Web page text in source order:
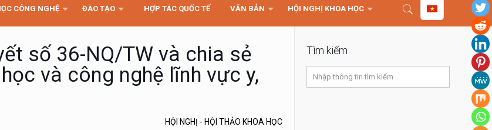
CÔNG NGHỆ ĐÀO TẠO HỢP TÁC QUỐC TẾ VĂN BẢN HỘI NGHỊ KHOA HỌC
số 36-NQ/TW và chia sẻ
và công nghệ lĩnh vực y,
HỘI NGHỊ - HỘI THẢO KHOA HỌC
Tìm kiếm